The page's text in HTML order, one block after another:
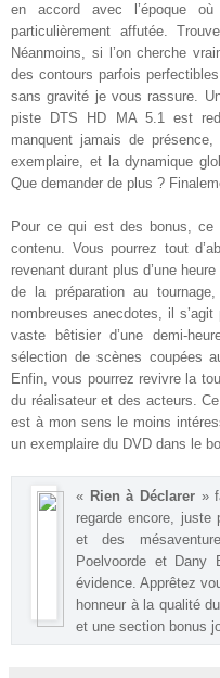
en accord avec l’époque
particulièrement affutée.
Néanmoins, si l’on cherche
des contours parfois
sans gravité je vous rassure.
piste DTS HD MA 5.1 est
manquent jamais de
exemplaire, et la dynamique
Que demander de plus ?
Pour ce qui est des bonus, ce
contenu. Vous pourrez tout
revenant durant plus d’une
de la préparation au
nombreuses anecdotes, il
vaste bêtisier d’une demi-
sélection de scènes coupées
Enfin, vous pourrez revivre la
du réalisateur et des acteurs.
est à mon sens le moins
un exemplaire du DVD dans le
« Rien à Déclarer »
regarde encore,
et des
Poelvoorde et
évidence. Apprêtez
honneur à la qualité
et une section bonus